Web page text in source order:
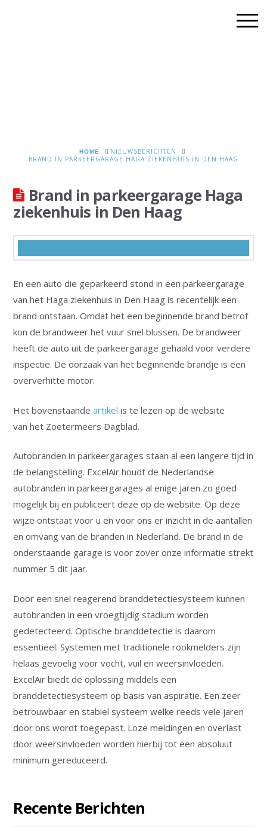
HOMENIEUWSBERICHTEN
BRAND IN PARKEERGARAGE HAGA ZIEKENHUIS IN DEN HAAG
Brand in parkeergarage Haga
ziekenhuis in Den Haag
En een auto die geparkeerd stond in een parkeergarage
van het Haga ziekenhuis in Den Haag is recentelijk een
brand ontstaan. Omdat het een beginnende brand betrof
kon de brandweer het vuur snel blussen. De brandweer
heeft de auto uit de parkeergarage gehaald voor verdere
inspectie. De oorzaak van het beginnende brandje is een
oververhitte motor.
Het bovenstaandeartikel is te lezen op de website
van het Zoetermeers Dagblad.
Autobranden in parkeergarages staan al een langere tijd in
de belangstelling. ExcelAir houdt de Nederlandse
autobranden in parkeergarages al enige jaren zo goed
mogelijk bij en publiceert deze op de website. Op deze
wijze ontstaat voor u en voor ons er inzicht in de aantallen
en omvang van de branden in Nederland. De brand in de
onderstaande garage is voor zover onze informatie strekt
nummer 5 dit jaar.
Door een snel reagerend branddetectiesysteem kunnen
autobranden in een vroegtijdig stadium worden
gedetecteerd. Optische branddetectie is daarom
essentieel. Systemen met traditionele rookmelders zijn
helaas gevoelig voor vocht, vuil en weersinvloeden.
ExcelAir biedt de oplossing middels een
branddetectiesysteem op basis van aspiratie. Een zeer
betrouwbaar en stabiel systeem welke reeds vele jaren
door ons wordt toegepast. Loze meldingen en overlast
door weersinvloeden worden hierbij tot een absoluut
minimum gereduceerd.
Recente Berichten